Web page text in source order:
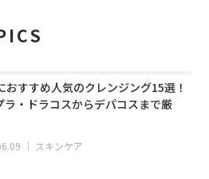
おすすめ人気のクレンジング15選！
ラ・ドラコスからデパコスまで厳
｜ スキンケア